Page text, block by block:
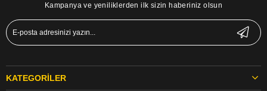
Kampanya ve yeniliklerden ilk sizin haberiniz olsun
KATEGORILER